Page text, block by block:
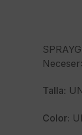
Talla:
Color: